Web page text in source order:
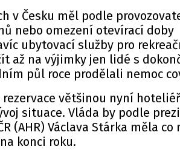
v Česku měl podle
nebo omezení otevírací doby
ubytovací služby pro
až na výjimky jen lidé s
půl roce prodělali nemoc
většinou nyní
situace. Vláda by podle
(AHR) Václava Stárka měla co
konci roku.